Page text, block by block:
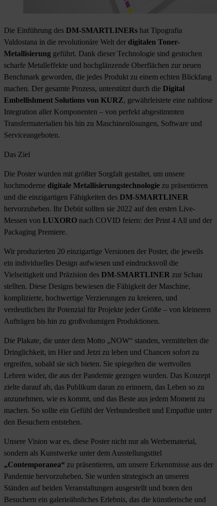
Die Einführung des DM-SMARTLINERs hat Tipografia
Valdostana in die revolutionäre Welt der digitalen Toner-
Metallisierung geführt. Dank dieser Technologie sind gestochen
scharfe Metalleffekte und hochglänzende Oberflächen zur neuen
Benchmark geworden, die jedes Produkt zu einem echten Blickfang
machen. Der gesamte Prozess, unterstützt durch die Digital
Embellishment Solutions von KURZ, gewährleistete eine nahtlose
Integration aller Komponenten – von perfekt abgestimmten
Transfermaterialien bis hin zu Maschinenlösungen, Software und
Serviceangeboten.
Das Ziel
Die Poster wurden mit größter Sorgfalt gestaltet, um unsere
hochmoderne digitale Metallisierungstechnologie zu präsentieren
und die einzigartigen Fähigkeiten des DM-SMARTLINER
hervorzuheben. Ihr Debüt sollten sie 2022 auf den ersten Live-
Messen von LUXORO nach COVID feiern: der Print 4 All und der
Packaging Premiere.
Wir produzierten 20 einzigartige Versionen der Poster, die jeweils
ein individuelles Design aufwiesen und eindrucksvoll die
Vielseitigkeit und Präzision des DM-SMARTLINER zur Schau
stellten. Diese Designs bewiesen die Fähigkeit der Maschine,
komplizierte, hochwertige Verzierungen zu kreieren, und
verdeutlichen ihr Potenzial für Projekte jeder Größe – von kleineren
Aufträgen bis hin zu großvolumigen Produktionen.
Die Plakate, die unter dem Motto „NOW“ standen, vermittelten die
Dringlichkeit, im Hier und Jetzt zu leben und Chancen sofort zu
ergreifen, sobald sie sich bieten. Sie spiegelten die wertvollen
Lehren wider, die aus der Pandemie gezogen wurden. Das Konzept
zielte darauf ab, das Publikum daran zu erinnern, das Leben so zu
anzunehmen, wie es kommt, und das Beste aus jedem Moment zu
machen. So sollte ein Gefühl der Verbundenheit und Empathie unter
den Besuchern entstehen.
Unsere Vision war es, diese Poster nicht nur als Werbematerial,
sondern als Kunstwerke unter dem Ausstellungstitel
„Contemporanea“ zu präsentieren, um unsere Erkenntnisse aus der
Pandemie hervorzuheben. Sie wurden strategisch an unseren
Ständen auf beiden Veranstaltungen ausgestellt und boten den
Besuchern ein galerieähnliches Erlebnis, das die künstlerische und